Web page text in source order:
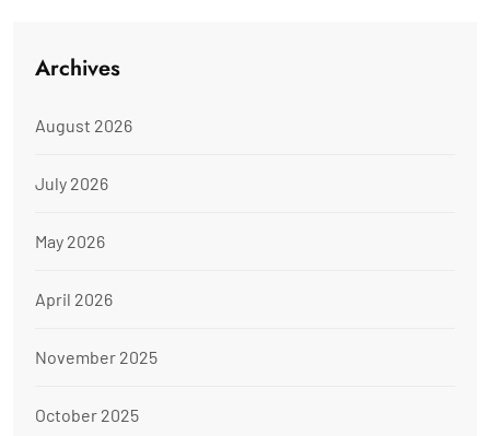
Archives
August 2026
July 2026
May 2026
April 2026
November 2025
October 2025